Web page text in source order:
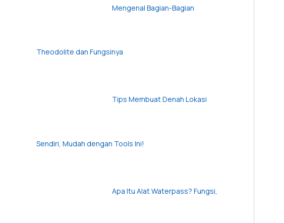
Mengenal Bagian-Bagian
Theodolite dan Fungsinya
Tips Membuat Denah Lokasi
Sendiri, Mudah dengan Tools Ini!
Apa Itu Alat Waterpass? Fungsi,